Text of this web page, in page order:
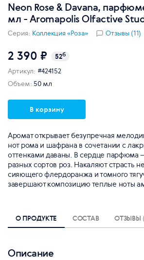
Neon Rose & Davana,
мл - Aromapolis Olfactive
Серия: Коллекция «Роза» Отзывы (11)
Аромат открывает безупречная
нот рома и шафрана в сочетании с
оттенками даваны. В сердце парфюма
разных сортов роз. Накаляют страсть
сияющего флердоранжа и томного
завершают композицию теплые ноты
2 390 ₽ 52б
Артикул: #424152
Объем: 50 мл
В корзину
О ПРОДУКТЕ СОСТАВ ОТЗЫВЫ
Описание